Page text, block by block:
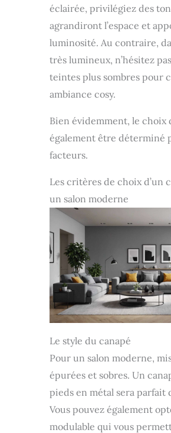
éclairée, privilégiez des
agrandiront l’espace et
luminosité. Au contraire,
très lumineux, n’hésitez
teintes plus sombres pour
ambiance cosy.
Bien évidemment, le choix
également être déterminé
facteurs.
Les critères de choix d’un
un salon moderne
Le style du canapé
Pour un salon moderne,
épurées et sobres. Un
pieds en métal sera parfait
Vous pouvez également
modulable qui vous